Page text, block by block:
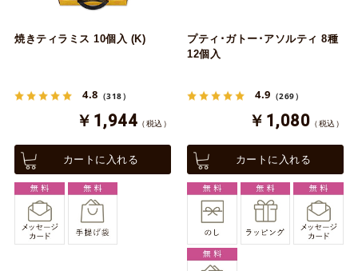
焼きティラミス 10個入 (K)
4.8 （318）
￥1,944 （税込）
カートに入れる
プティ･ガトー･アソルティ 8種
12個入
4.9 （269）
￥1,080 （税込）
カートに入れる